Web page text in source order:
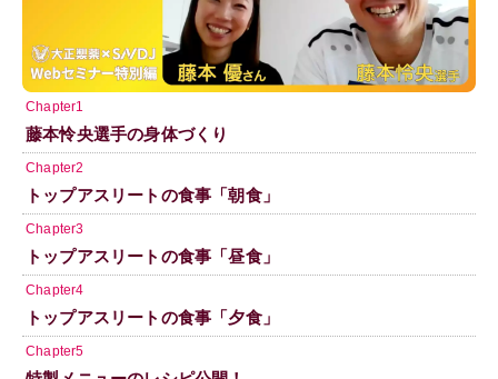
Chapter1
藤本怜央選手の身体づくり
Chapter2
トップアスリートの食事「朝食」
Chapter3
トップアスリートの食事「昼食」
Chapter4
トップアスリートの食事「夕食」
Chapter5